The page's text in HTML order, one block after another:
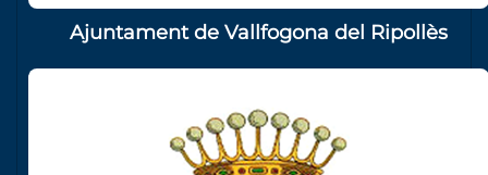
Ajuntament de Vallfogona del Ripollès